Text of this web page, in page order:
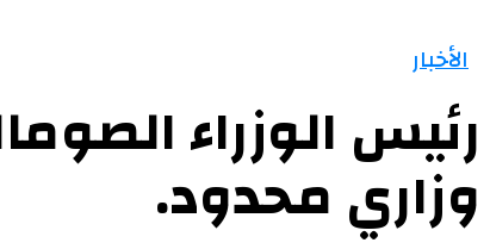
الأخبار
رئيس الوزراء
وزاري محدود.